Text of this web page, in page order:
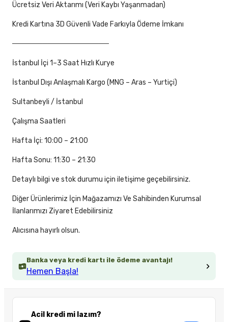
Banka veya kredi kartı ile ödeme avantajı!
Hemen Başla!
Acil kredi mi lazım?
Ücretsiz Veri Aktarımı (Veri Kaybı Yaşanmadan)
Kredi Kartına 3D Güvenli Vade Farkıyla Ödeme İmkanı
───────────────────
İstanbul İçi 1–3 Saat Hızlı Kurye
İstanbul Dışı Anlaşmalı Kargo (MNG – Aras – Yurtiçi)
Sultanbeyli / İstanbul
Çalışma Saatleri
Hafta İçi: 10:00 – 21:00
Hafta Sonu: 11:30 – 21:30
Detaylı bilgi ve stok durumu için iletişime geçebilirsiniz.
Diğer Ürünlerimiz İçin Mağazamızı Ve Sahibinden Kurumsal
İlanlarımızı Ziyaret Edebilirsiniz
Alıcısına hayırlı olsun.